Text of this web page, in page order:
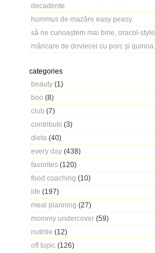
decadente
hummus de mazăre easy peasy
să ne cunoaștem mai bine, oracol-style
mâncare de dovlecei cu porc și quinoa
categories
beauty (1)
boo (8)
club (7)
contributii (3)
dieta (40)
every day (438)
favorites (120)
food coaching (10)
life (197)
meal planning (27)
mommy undercover (59)
nutritie (12)
off topic (126)